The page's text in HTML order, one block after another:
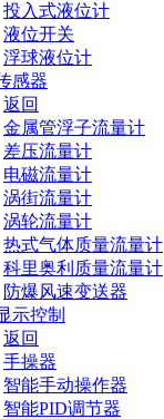
投入式液位计
液位开关
浮球液位计
感器
返回
金属管浮子流量计
差压流量计
电磁流量计
涡街流量计
涡轮流量计
热式气体质量流量计
科里奥利质量流量计
防爆风速变送器
示控制
返回
手操器
智能手动操作器
智能PID调节器